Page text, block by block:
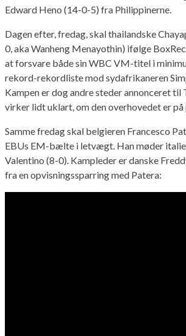
Edward Heno (14-0-5) fra Philippinerne.
Dagen efter, fredag, skal thailandske
0, aka Wanheng Menayothin) ifølge
at forsvare både sin WBC VM-titel i
rekord-rekordliste mod sydafrikaneren
Kampen er dog andre steder annonceret til
virker lidt uklart, om den overhovedet er på
Samme fredag skal belgieren Francesco
EBUs EM-bælte i letvægt. Han møder
Valentino (8-0). Kampleder er danske
fra en opvisningssparring med Patera: